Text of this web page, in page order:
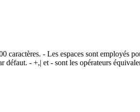
caractères. - Les espaces sont employés
- +,| et - sont les opérateurs